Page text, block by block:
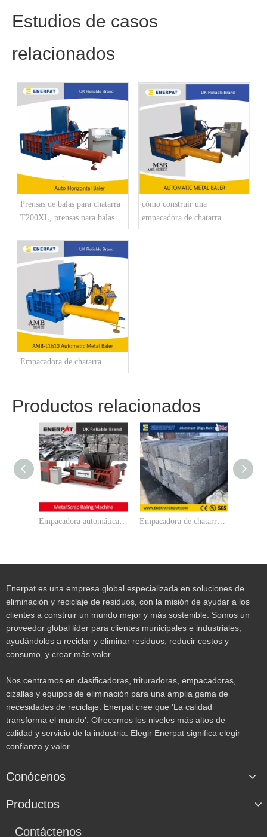
Estudios de casos
relacionados
Prensas de balas para chatarra
T200XL, prensas para balas de
chatarra
cómo construir una
empacadora de chatarra
Empacadora de chatarra
Productos relacionados
Empacadora automática de chatarra para residuos de aluminio Empacadora de chatarra de virutas de aluminio de calidad
Enerpat es una empresa global especializada en soluciones de
eliminación y reciclaje de residuos, con la misión de ayudar a los
clientes a construir un mundo mejor y más sostenible. Somos un
proveedor global líder para clientes municipales e industriales,
ayudándolos a reciclar y eliminar residuos, reducir costos y
consumo, y crear más valor.
Nos centramos en clasificadoras, trituradoras, empacadoras,
cizallas y equipos de eliminación para una amplia gama de
necesidades de reciclaje. Enerpat cree que 'La calidad
transforma el mundo'. Ofrecemos los niveles más altos de
calidad y servicio de la industria. Elegir Enerpat significa elegir
confianza y valor.
Conócenos
Productos
Contáctenos